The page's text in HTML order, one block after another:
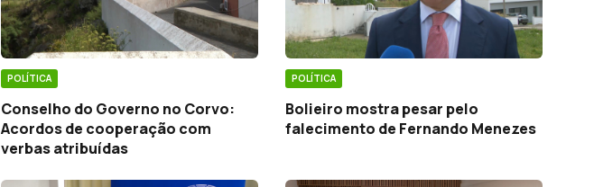
POLÍTICA
Conselho do Governo no Corvo:
Acordos de cooperação com
verbas atribuídas
POLÍTICA
Bolieiro mostra pesar pelo
falecimento de Fernando Menezes